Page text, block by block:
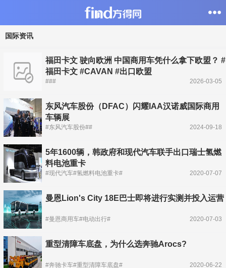
国际资讯
福田卡文 驶向欧洲 中国商用车凭什么拿下欧盟？ #
福田卡文 #CAVAN #出口欧盟
### 2026-03-05
东风汽车股份（DFAC）闪耀IAA汉诺威国际商用
车辆展
#东风汽车股份## 2024-09-18
5年1600辆，韩政府和现代汽车联手出口瑞士氢燃
料电池重卡
#现代汽车#氢燃料电池重卡# 2020-07-07
曼恩Lion's City 18E巴士即将进行实测并投入运营
#曼恩商用车#电动出行# 2020-07-03
重型清障车底盘，为什么选奔驰Arocs?
#奔驰卡车#重型清障车底盘# 2020-06-22